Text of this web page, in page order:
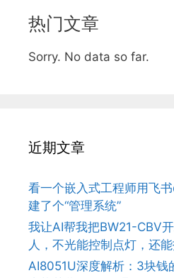
热门文章
Sorry. No data so far.
近期文章
看一个嵌入式工程师用飞
建了个“管理系统”
我让AI帮我把BW21-CBV
人，不光能控制点灯，还
AI8051U深度解析：3块钱